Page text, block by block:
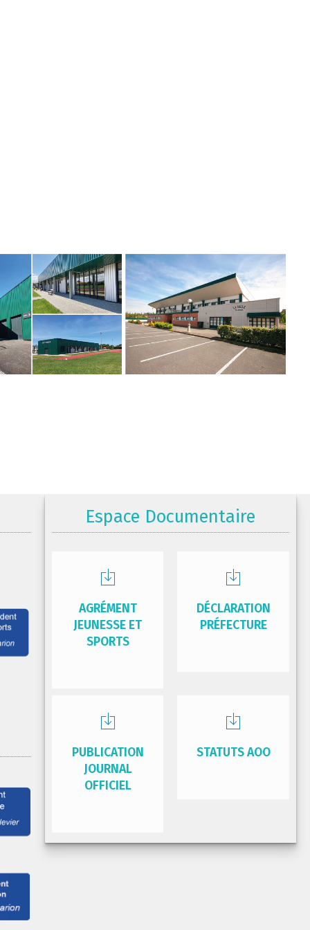
Espace Documentaire
AGRÉMENT
JEUNESSE ET
SPORTS
DÉCLARATION
PRÉFECTURE
PUBLICATION
JOURNAL
OFFICIEL
STATUTS AOO